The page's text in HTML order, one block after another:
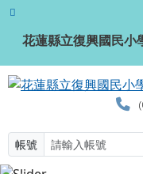
跳至主內容區
花蓮縣立復興
花蓮縣立復興國民小
帳號